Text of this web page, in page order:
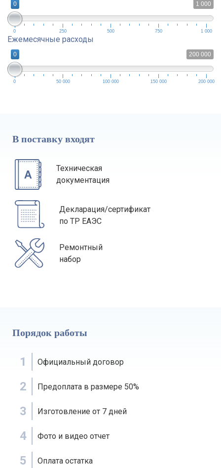
1 000
0
0 250 500 750 1 000
Ежемесячные расходы
200 000
0
0 50 000 100 000 150 000 200 000
В поставку входят
Техническая
документация
Декларация/сертификат
по ТР ЕАЭС
Ремонтный
набор
Порядок работы
1 Официальный договор
2 Предоплата в размере 50%
3 Изготовление от 7 дней
4 Фото и видео отчет
5 Оплата остатка